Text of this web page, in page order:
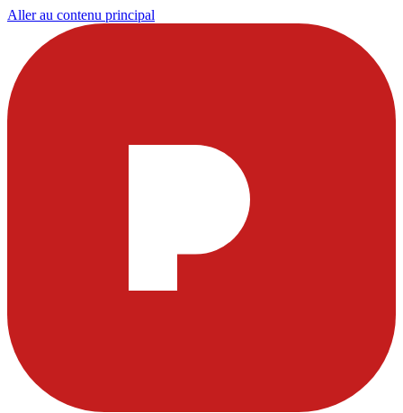
Aller au contenu principal